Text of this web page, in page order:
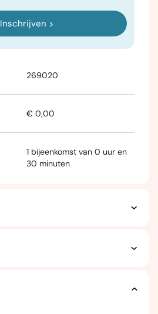
Inschrijven
269020
€ 0,00
1 bijeenkomst van 0 uur en
30 minuten